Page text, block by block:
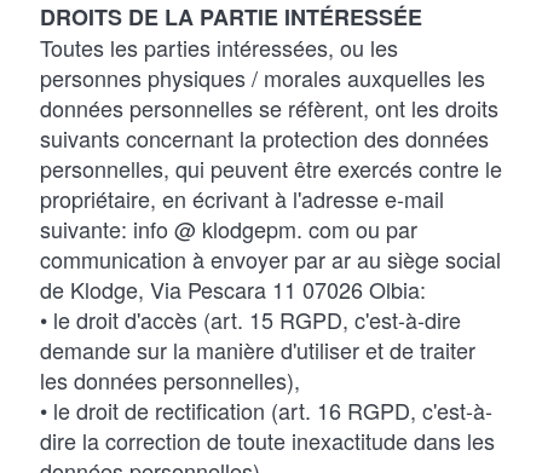
DROITS DE LA PARTIE INTÉRESSÉE
Toutes les parties intéressées, ou les
personnes physiques / morales auxquelles les
données personnelles se réfèrent, ont les droits
suivants concernant la protection des données
personnelles, qui peuvent être exercés contre le
propriétaire, en écrivant à l'adresse e-mail
suivante: info @ klodgepm. com ou par
communication à envoyer par ar au siège social
de Klodge, Via Pescara 11 07026 Olbia:
• le droit d'accès (art. 15 RGPD, c'est-à-dire
demande sur la manière d'utiliser et de traiter
les données personnelles),
• le droit de rectification (art. 16 RGPD, c'est-à-
dire la correction de toute inexactitude dans les